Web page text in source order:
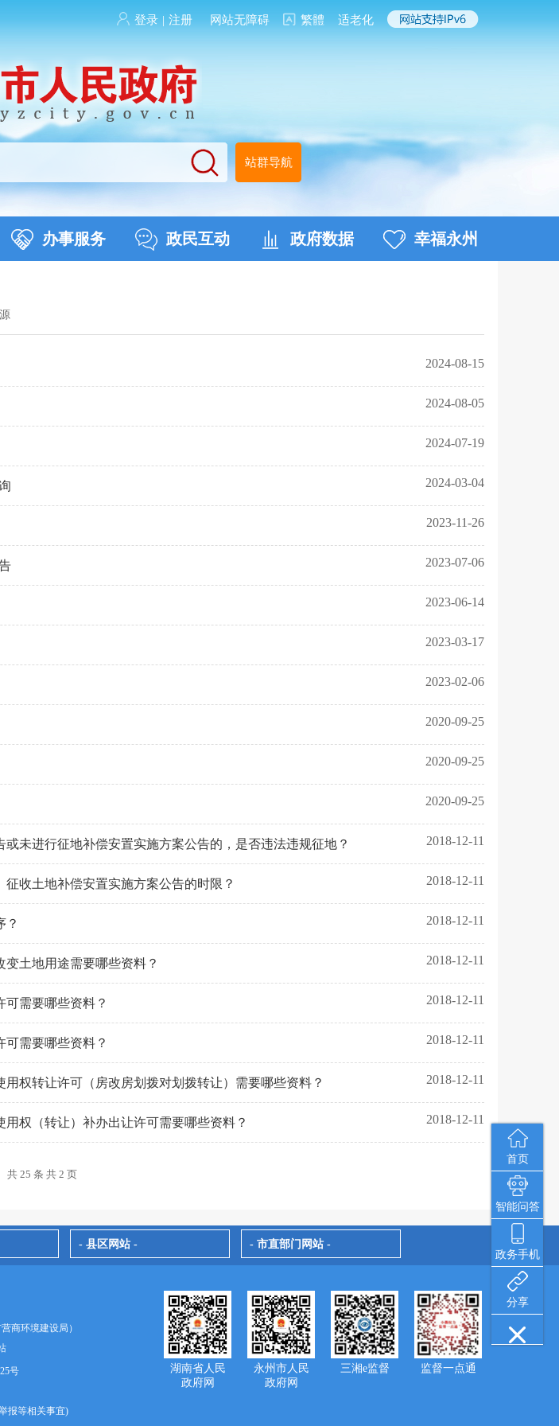
登录 | 注册 网站无障碍 繁體 适老化
站群导航
办事服务 政民互动 政府数据 幸福永州
首页
智能问答
政务手机
分享
2024-08-15
2024-08-05
2024-07-19
2024-03-04
2023-11-26
2023-07-06
2023-06-14
2023-03-17
2023-02-06
2020-09-25
2020-09-25
2020-09-25
未进行征地补偿安置实施方案公告的，是否违法违规征地？ 2018-12-11
收土地补偿安置实施方案公告的时限？ 2018-12-11
？ 2018-12-11
土地用途需要哪些资料？ 2018-12-11
可需要哪些资料？ 2018-12-11
可需要哪些资料？ 2018-12-11
权转让许可（房改房划拨对划拨转让）需要哪些资料？ 2018-12-11
权（转让）补办出让许可需要哪些资料？ 2018-12-11
共 25 条 共 2 页
- 县区网站 - - 市直部门网站 -
商环境建设局）
号
报等相关事宜)
湖南省人民
政府网
永州市人民
政府网
三湘e监督 监督一点通